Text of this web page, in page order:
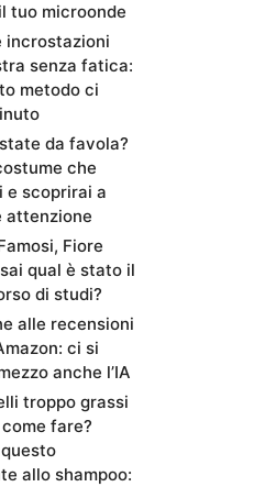
tuo microonde
incrostazioni
senza fatica:
metodo ci
da favola?
che
e scoprirai a
attenzione
Fiore
qual è stato il
di studi?
alle recensioni
ci si
anche l’IA
troppo grassi
fare?
allo shampoo: